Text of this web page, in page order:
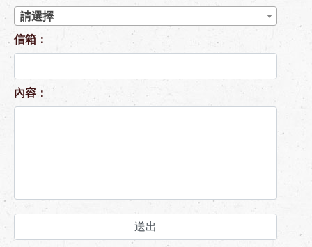
請選擇
信箱：
內容：
送出